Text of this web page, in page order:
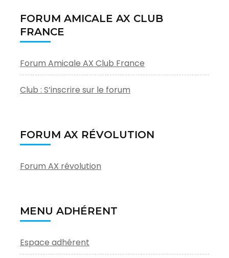
FORUM AMICALE AX CLUB
FRANCE
Forum Amicale AX Club France
Club : S’inscrire sur le forum
FORUM AX RÉVOLUTION
Forum AX révolution
MENU ADHÉRENT
Espace adhérent